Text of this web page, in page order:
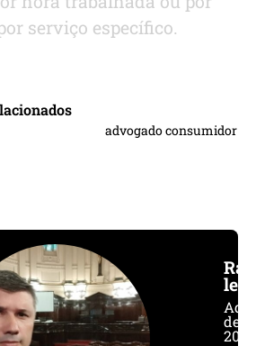
serviço específico.
advogado consumidor
leal
2005